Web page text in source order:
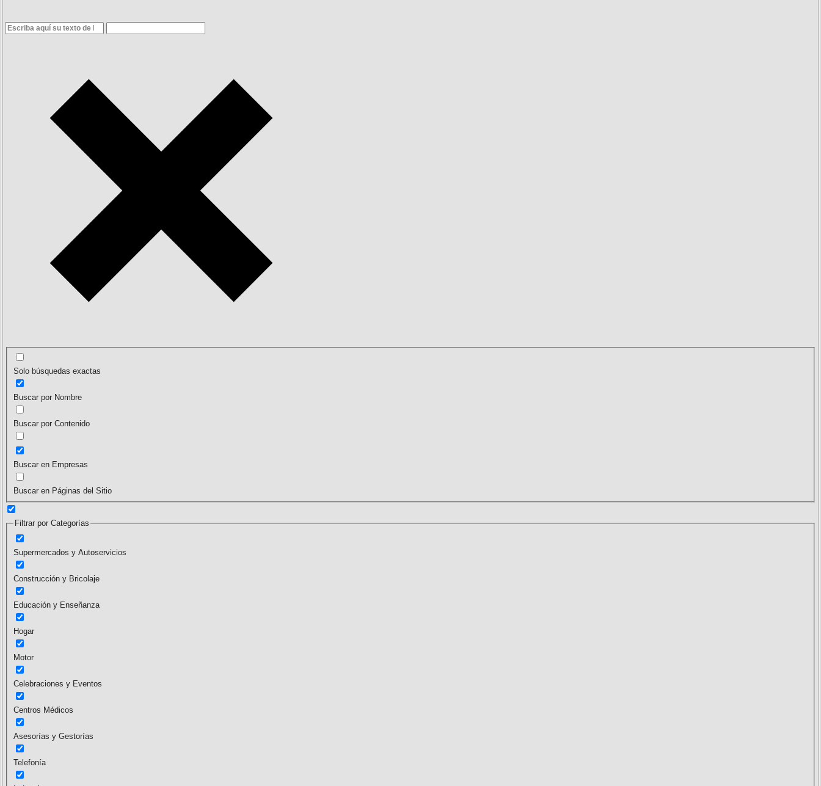
Solo búsquedas exactas
Buscar por Nombre
Buscar por Contenido
Buscar en Empresas
Buscar en Páginas del Sitio
Filtrar por Categorías
Supermercados y Autoservicios
Construcción y Bricolaje
Educación y Enseñanza
Hogar
Motor
Celebraciones y Eventos
Centros Médicos
Asesorías y Gestorías
Telefonía